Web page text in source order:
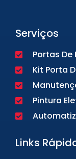
Serviços
Portas
Kit Porta
Pintura
Links